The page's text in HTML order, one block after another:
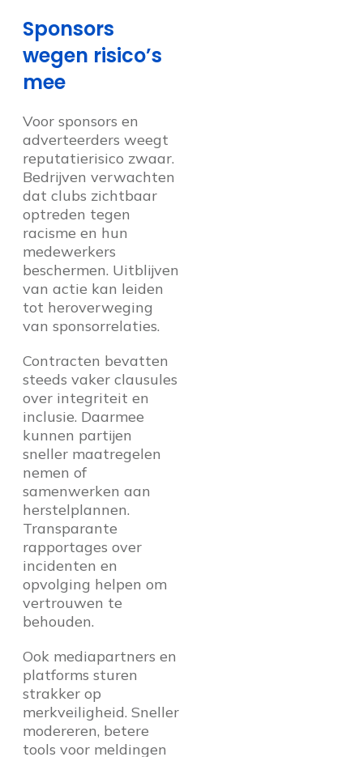
Sponsors
wegen risico’s
mee
Voor sponsors en
adverteerders weegt
reputatierisico zwaar.
Bedrijven verwachten
dat clubs zichtbaar
optreden tegen
racisme en hun
medewerkers
beschermen. Uitblijven
van actie kan leiden
tot heroverweging
van sponsorrelaties.
Contracten bevatten
steeds vaker clausules
over integriteit en
inclusie. Daarmee
kunnen partijen
sneller maatregelen
nemen of
samenwerken aan
herstelplannen.
Transparante
rapportages over
incidenten en
opvolging helpen om
vertrouwen te
behouden.
Ook mediapartners en
platforms sturen
strakker op
merkveiligheid. Sneller
modereren, betere
tools voor meldingen